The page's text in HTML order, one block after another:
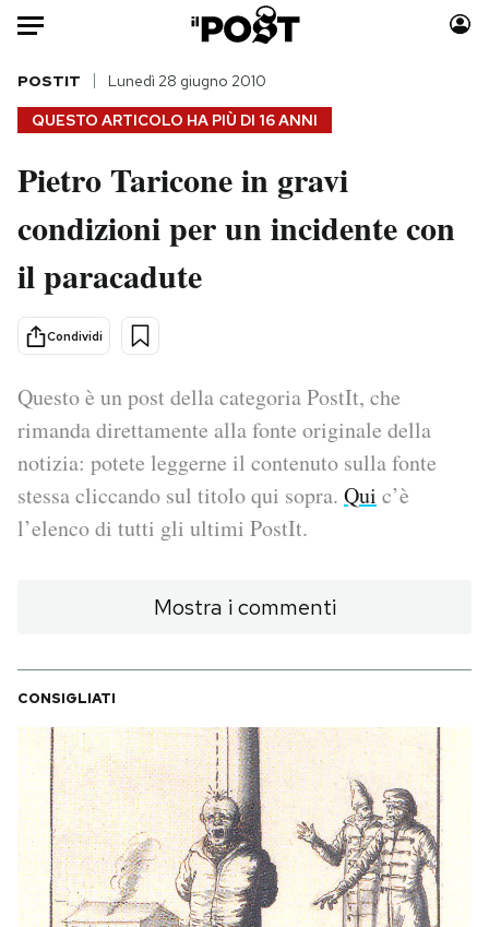
Auto
HOME
Italia
Politica
Tecnologia
Scienza
Economia
Sport
Moda
Consumismi
Altrecose
Mondiali calcio 2026
PODCAST
NEWSLETTER
I MIEI PREFERITI
SHOP
CALENDARIO
AREA PERSONALE
QUESTO ARTICOLO HA PIÙ DI 16 ANNI
POSTIT Lunedì 28 giugno 2010
Pietro Taricone in gravi
condizioni per un incidente con
il paracadute
Condividi
Questo è un post della categoria PostIt, che
rimanda direttamente alla fonte originale della
notizia: potete leggerne il contenuto sulla fonte
stessa cliccando sul titolo qui sopra. Qui c’è
l’elenco di tutti gli ultimi PostIt.
Mostra i commenti
CONSIGLIATI